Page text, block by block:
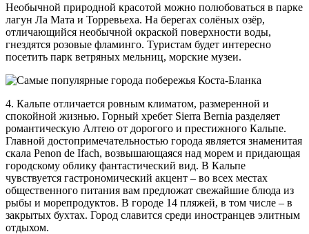
Необычной природной красотой можно полюбоваться в парке
лагун Ла Мата и Торревьеха. На берегах солёных озёр,
отличающийся необычной окраской поверхности воды,
гнездятся розовые фламинго. Туристам будет интересно
посетить парк ветряных мельниц, морские музеи.
4. Кальпе отличается ровным климатом, размеренной и
спокойной жизнью. Горный хребет Sierra Bernia разделяет
романтическую Алтею от дорогого и престижного Кальпе.
Главной достопримечательностью города является знаменитая
скала Penon de Ifach, возвышающаяся над морем и придающая
городскому облику фантастический вид. В Кальпе
чувствуется гастрономический акцент – во всех местах
общественного питания вам предложат свежайшие блюда из
рыбы и морепродуктов. В городе 14 пляжей, в том числе – в
закрытых бухтах. Город славится среди иностранцев элитным
отдыхом.